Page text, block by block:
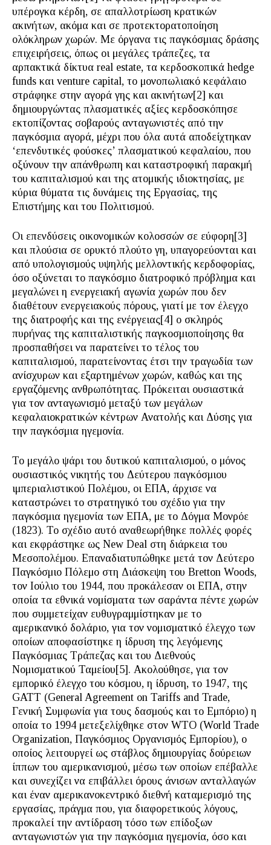
υπέρογκα κέρδη, σε απαλλοτρίωση κρατικών
ακινήτων, ακόμα και σε προτεκτορατοποίηση
ολόκληρων χωρών. Με όργανα τις παγκόσμιας δράσης
επιχειρήσεις, όπως οι μεγάλες τράπεζες, τα
αρπακτικά δίκτυα real estate, τα κερδοσκοπικά hedge
funds και venture capital, το μονοπωλιακό κεφάλαιο
στράφηκε στην αγορά γης και ακινήτων[2] και
δημιουργώντας πλασματικές αξίες κερδοσκόπησε
εκτοπίζοντας σοβαρούς ανταγωνιστές από την
παγκόσμια αγορά, μέχρι που όλα αυτά αποδείχτηκαν
‘επενδυτικές φούσκες’ πλασματικού κεφαλαίου, που
οξύνουν την απάνθρωπη και καταστροφική παρακμή
του καπιταλισμού και της ατομικής ιδιοκτησίας, με
κύρια θύματα τις δυνάμεις της Εργασίας, της
Επιστήμης και του Πολιτισμού.
Οι επενδύσεις οικονομικών κολοσσών σε εύφορη[3]
και πλούσια σε ορυκτό πλούτο γη, υπαγορεύονται και
από υπολογισμούς υψηλής μελλοντικής κερδοφορίας,
όσο οξύνεται το παγκόσμιο διατροφικό πρόβλημα και
μεγαλώνει η ενεργειακή αγωνία χωρών που δεν
διαθέτουν ενεργειακούς πόρους, γιατί με τον έλεγχο
της διατροφής και της ενέργειας[4] ο σκληρός
πυρήνας της καπιταλιστικής παγκοσμιοποίησης θα
προσπαθήσει να παρατείνει το τέλος του
καπιταλισμού, παρατείνοντας έτσι την τραγωδία των
ανίσχυρων και εξαρτημένων χωρών, καθώς και της
εργαζόμενης ανθρωπότητας. Πρόκειται ουσιαστικά
για τον ανταγωνισμό μεταξύ των μεγάλων
κεφαλαιοκρατικών κέντρων Ανατολής και Δύσης για
την παγκόσμια ηγεμονία.
Το μεγάλο ψάρι του δυτικού καπιταλισμού, ο μόνος
ουσιαστικός νικητής του Δεύτερου παγκόσμιου
ιμπεριαλιστικού Πολέμου, οι ΕΠΑ, άρχισε να
καταστρώνει το στρατηγικό του σχέδιο για την
παγκόσμια ηγεμονία των ΕΠΑ, με το Δόγμα Μονρόε
(1823). Το σχέδιο αυτό αναθεωρήθηκε πολλές φορές
και εκφράστηκε ως New Deal στη διάρκεια του
Μεσοπολέμου. Επαναδιατυπώθηκε μετά τον Δεύτερο
Παγκόσμιο Πόλεμο στη Διάσκεψη του Bretton Woods,
τον Ιούλιο του 1944, που προκάλεσαν οι ΕΠΑ, στην
οποία τα εθνικά νομίσματα των σαράντα πέντε χωρών
που συμμετείχαν ευθυγραμμίστηκαν με το
αμερικανικό δολάριο, για τον νομισματικό έλεγχο των
οποίων αποφασίστηκε η ίδρυση της λεγόμενης
Παγκόσμιας Τράπεζας και του Διεθνούς
Νομισματικού Ταμείου[5]. Ακολούθησε, για τον
εμπορικό έλεγχο του κόσμου, η ίδρυση, το 1947, της
GATT (General Agreement on Tariffs and Trade,
Γενική Συμφωνία για τους δασμούς και το Εμπόριο) η
οποία το 1994 μετεξελίχθηκε στον WTO (World Trade
Organization, Παγκόσμιος Οργανισμός Εμπορίου), ο
οποίος λειτουργεί ως στάβλος δημιουργίας δούρειων
ίππων του αμερικανισμού, μέσω των οποίων επέβαλλε
και συνεχίζει να επιβάλλει όρους άνισων ανταλλαγών
και έναν αμερικανοκεντρικό διεθνή καταμερισμό της
εργασίας, πράγμα που, για διαφορετικούς λόγους,
προκαλεί την αντίδραση τόσο των επίδοξων
ανταγωνιστών για την παγκόσμια ηγεμονία, όσο και